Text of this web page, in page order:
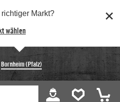
richtiger Markt?
wählen
Bornheim (Pfalz)